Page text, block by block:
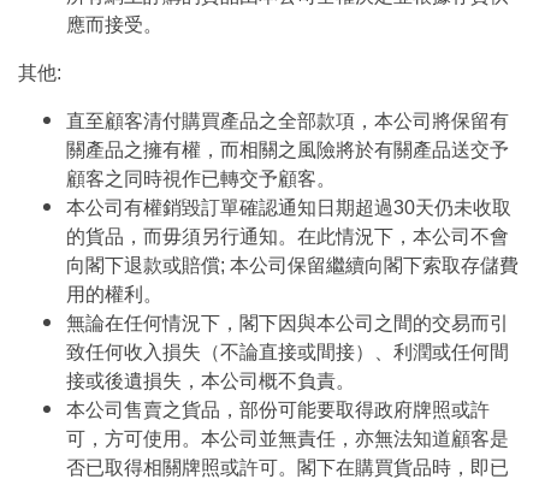
應而接受。
其他:
直至顧客清付購買產品之全部款項，本公司將保留有
關產品之擁有權，而相關之風險將於有關產品送交予
顧客之同時視作已轉交予顧客。
本公司有權銷毀訂單確認通知日期超過30天仍未收取
的貨品，而毋須另行通知。在此情況下，本公司不會
向閣下退款或賠償; 本公司保留繼續向閣下索取存儲費
用的權利。
無論在任何情況下，閣下因與本公司之間的交易而引
致任何收入損失（不論直接或間接）、利潤或任何間
接或後遺損失，本公司概不負責。
本公司售賣之貨品，部份可能要取得政府牌照或許
可，方可使用。本公司並無責任，亦無法知道顧客是
否已取得相關牌照或許可。閣下在購買貨品時，即已